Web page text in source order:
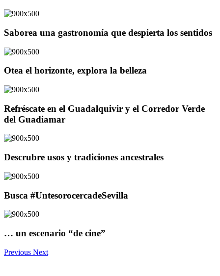
Saborea una gastronomía que despierta los sentidos
Otea el horizonte, explora la belleza
Refréscate en el Guadalquivir y el Corredor Verde
del Guadiamar
Descrubre usos y tradiciones ancestrales
Busca #UntesorocercadeSevilla
… un escenario “de cine”
Previous Next